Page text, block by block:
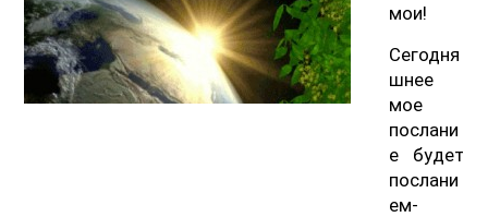
мои!
Сегодня
шнее
мое
послани
е будет
послани
ем-